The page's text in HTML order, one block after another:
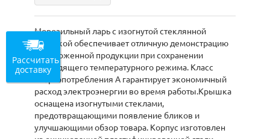
Морозильный ларь с изогнутой стеклянной
крышкой обеспечивает отличную демонстрацию
замороженной продукции при сохранении
подходящего температурного режима. Класс
энергопотребления А гарантирует экономичный
расход электроэнергии во время работы.Крышка
оснащена изогнутыми стеклами,
предотвращающими появление бликов и
улучшающими обзор товара. Корпус изготовлен
Рассчитать
доставку